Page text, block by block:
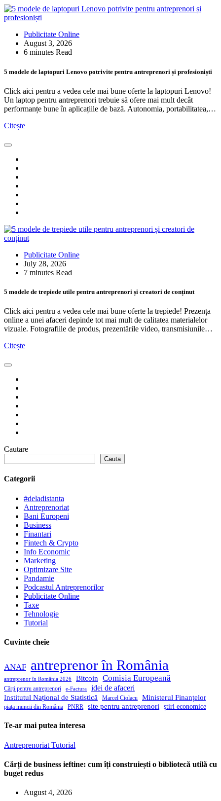
Publicitate Online
August 3, 2026
6 minutes Read
5 modele de laptopuri Lenovo potrivite pentru antreprenori și profesioniști
Click aici pentru a vedea cele mai bune oferte la laptopuri Lenovo!
Un laptop pentru antreprenori trebuie să ofere mai mult decât
performanțe bune în aplicațiile de bază. Autonomia, portabilitatea,…
Citește
Publicitate Online
July 28, 2026
7 minutes Read
5 modele de trepiede utile pentru antreprenori și creatori de conținut
Click aici pentru a vedea cele mai bune oferte la trepiede! Prezența
online a unei afaceri depinde tot mai mult de calitatea materialelor
vizuale. Fotografiile de produs, prezentările video, transmisiunile…
Citește
Cautare
Cauta
Categorii
#deladistanta
Antreprenoriat
Bani Europeni
Business
Finantari
Fintech & Crypto
Info Economic
Marketing
Optimizare Site
Pandamie
Podcastul Antreprenorilor
Publicitate Online
Taxe
Tehnologie
Tutorial
Cuvinte cheie
ANAF antreprenor în România
antreprenor în România 2026 Bitcoin Comisia Europeană
Cărți pentru antreprenori e-Factura idei de afaceri
Institutul Național de Statistică Marcel Ciolacu Ministerul Finanțelor
piața muncii din România PNRR site pentru antreprenori știri economice
Te-ar mai putea interesa
Antreprenoriat Tutorial
Cărți de business ieftine: cum îți construiești o bibliotecă utilă cu
buget redus
August 4, 2026